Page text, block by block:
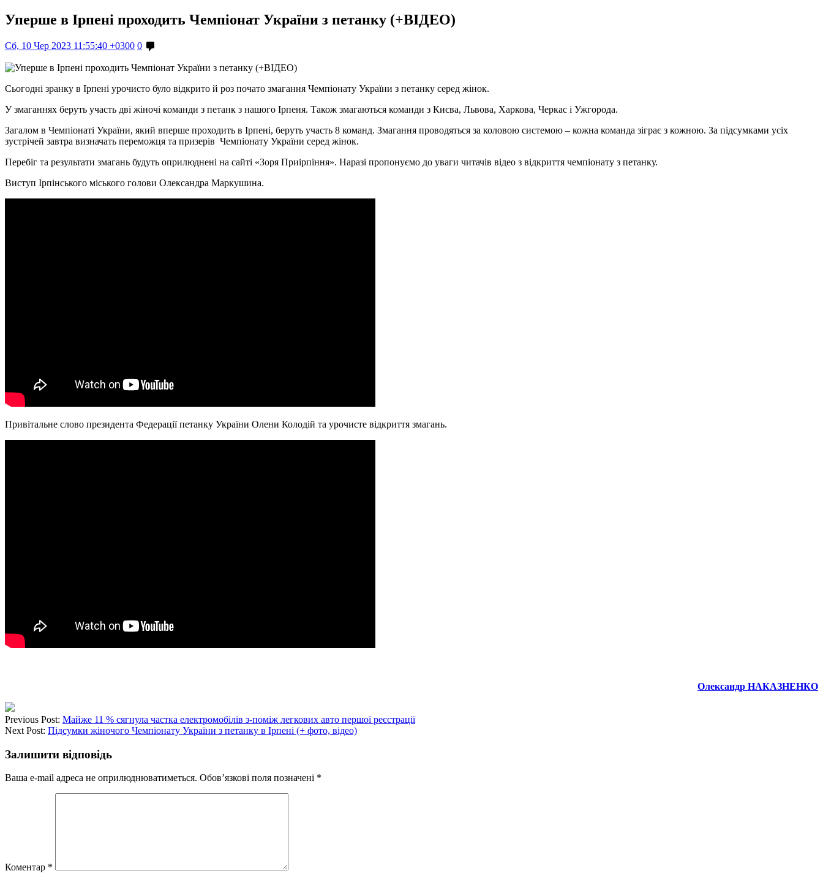
Уперше в Ірпені проходить Чемпіонат України з петанку (+ВІДЕО)
Сб, 10 Чер 2023 11:55:40 +0300 0
Сьогодні зранку в Ірпені урочисто було відкрито й роз почато змагання Чемпіонату України з петанку серед жінок.
У змаганнях беруть участь дві жіночі команди з петанк з нашого Ірпеня. Також змагаються команди з Києва, Львова, Харкова, Черкас і Ужгорода.
Загалом в Чемпіонаті України, який вперше проходить в Ірпені, беруть участь 8 команд. Змагання проводяться за коловою системою – кожна команда зіграє з кожною. За підсумками усіх
зустрічей завтра визначать переможця та призерів Чемпіонату України серед жінок.
Перебіг та результати змагань будуть оприлюднені на сайті «Зоря Приірпіння». Наразі пропонуємо до уваги читачів відео з відкриття чемпіонату з петанку.
Виступ Ірпінського міського голови Олександра Маркушина.
Привітальне слово президента Федерації петанку України Олени Колодій та урочисте відкриття змагань.
Олександр НАКАЗНЕНКО
Previous Post: Майже 11 % сягнула частка електромобілів з-поміж легкових авто першої реєстрації
Next Post: Підсумки жіночого Чемпіонату України з петанку в Ірпені (+ фото, відео)
Залишити відповідь
Ваша e-mail адреса не оприлюднюватиметься. Обов’язкові поля позначені *
Коментар *